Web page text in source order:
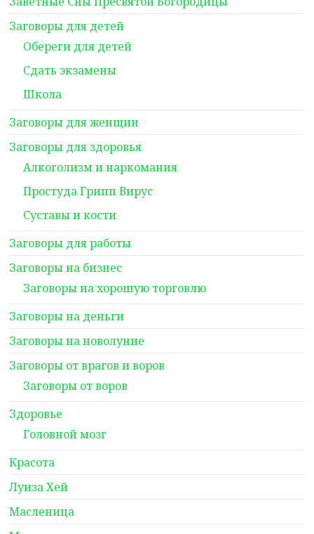
Заговоры для детей
Обереги для детей
Сдать экзамены
Школа
Заговоры для женщин
Заговоры для здоровья
Алкоголизм и наркомания
Простуда Грипп Вирус
Суставы и кости
Заговоры для работы
Заговоры на бизнес
Заговоры на хорошую торговлю
Заговоры на деньги
Заговоры на новолуние
Заговоры от врагов и воров
Заговоры от воров
Здоровье
Головной мозг
Красота
Луиза Хей
Масленица